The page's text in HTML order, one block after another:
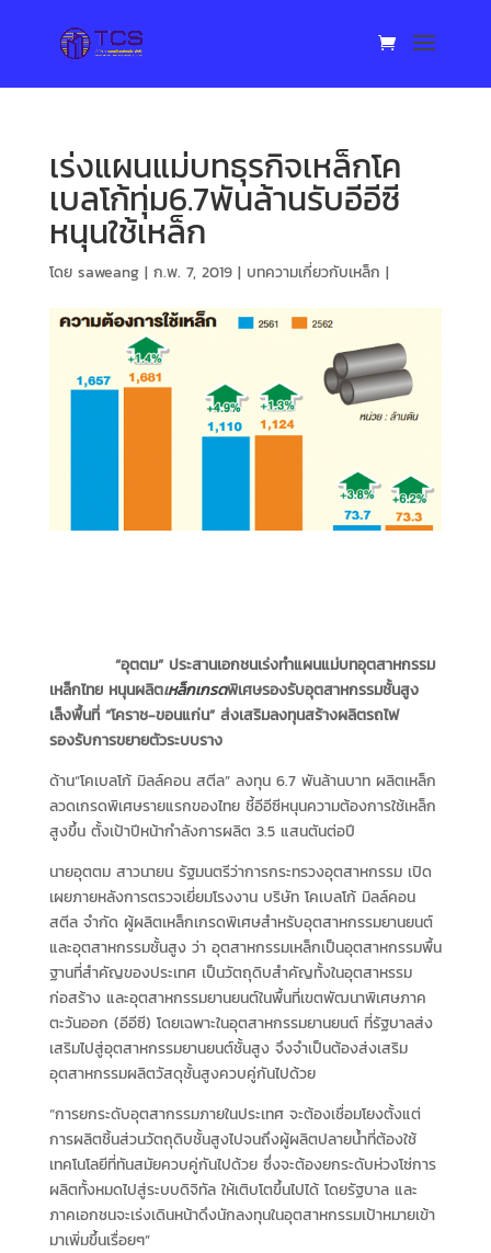
เร่งแผนแม่บทธุรกิจเหล็กโค
เบลโก้ทุ่ม6.7พันล้านรับอีอีซี
หนุนใช้เหล็ก
โดย saweang| ก.พ. 7, 2019| บทความเกี่ยวกับเหล็ก |
“อุตตม” ประสานเอกชนเร่งทำแผนแม่บทอุตสาหกรรม
เหล็กไทย หนุนผลิตเหล็กเกรดพิเศษรองรับอุตสาหกรรมชั้นสูง
เล็งพื้นที่ “โคราช-ขอนแก่น” ส่งเสริมลงทุนสร้างผลิตรถไฟ
รองรับการขยายตัวระบบราง
ด้าน“โคเบลโก้ มิลล์คอน สตีล” ลงทุน 6.7 พันล้านบาท ผลิตเหล็ก
ลวดเกรดพิเศษรายแรกของไทย ชี้อีอีซีหนุนความต้องการใช้เหล็ก
สูงขึ้น ตั้งเป้าปีหน้ากำลังการผลิต 3.5 แสนตันต่อปี
นายอุตตม สาวนายน รัฐมนตรีว่าการกระทรวงอุตสาหกรรม เปิด
เผยภายหลังการตรวจเยี่ยมโรงงาน บริษัท โคเบลโก้ มิลล์คอน
สตีล จำกัด ผู้ผลิตเหล็กเกรดพิเศษสำหรับอุตสาหกรรมยานยนต์
และอุตสาหกรรมชั้นสูง ว่า อุตสาหกรรมเหล็กเป็นอุตสาหกรรมพื้น
ฐานที่สำคัญของประเทศ เป็นวัตถุดิบสำคัญทั้งในอุตสาหรรม
ก่อสร้าง และอุตสาหกรรมยานยนต์ในพื้นที่เขตพัฒนาพิเศษภาค
ตะวันออก (อีอีซี) โดยเฉพาะในอุตสาหกรรมยานยนต์ ที่รัฐบาลส่ง
เสริมไปสู่อุตสาหกรรมยานยนต์ชั้นสูง จึงจำเป็นต้องส่งเสริม
อุตสาหกรรมผลิตวัสดุชั้นสูงควบคู่กันไปด้วย
“การยกระดับอุตสากรรมภายในประเทศ จะต้องเชื่อมโยงตั้งแต่
การผลิตชิ้นส่วนวัตถุดิบชั้นสูงไปจนถึงผู้ผลิตปลายน้ำที่ต้องใช้
เทคโนโลยีที่ทันสมัยควบคู่กันไปด้วย ซึ่งจะต้องยกระดับห่วงโซ่การ
ผลิตทั้งหมดไปสู่ระบบดิจิทัล ให้เติบโตขึ้นไปได้ โดยรัฐบาล และ
ภาคเอกชนจะเร่งเดินหน้าดึงนักลงทุนในอุตสาหกรรมเป้าหมายเข้า
มาเพิ่มขึ้นเรื่อยๆ”